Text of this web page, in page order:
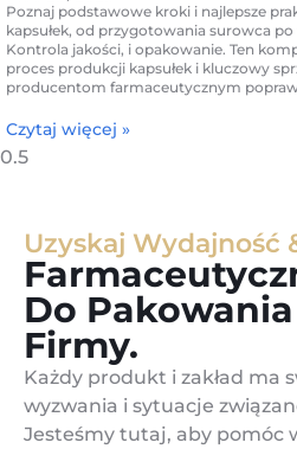
Poznaj podstawowe kroki i najlepsze
kapsułek, od przygotowania surowca
Kontrola jakości, i opakowanie. Ten
proces produkcji kapsułek i kluczowy
producentom farmaceutycznym
Czytaj więcej »
Uzyskaj Wydajność
Do
Firmy.
Każdy produkt i zakład ma
wyzwania i sytuacje
Jesteśmy tutaj, aby pomóc